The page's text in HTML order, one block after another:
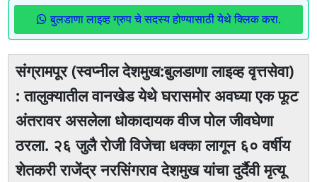
बुलडाणा लाइव्ह ग्रुप चे सदस्य होण्यासाठी येथे क्लिक करा.
संग्रामपूर (स्वप्नील देशमुख:बुलडाणा लाइव्ह वृत्तसेवा)
: तालुक्यातील वानखेड येथे घरासमाेर अवघ्या एक फूट
अंतरावर असलेला धोकादायक वीज पोल जीवघेणा
ठरला. २६ जुलै रोजी विजेचा धक्का लागून ६० वर्षीय
शेतकरी राजेंद्र नरसिंगराव देशमुख यांचा दुर्दैवी मृत्यू